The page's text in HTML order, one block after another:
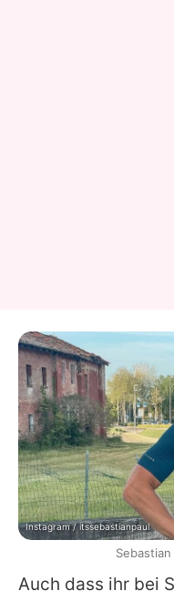
Auch dass ihr bei
Instagram / itssebastianpaul